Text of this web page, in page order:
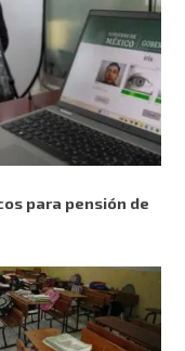
para pensión de